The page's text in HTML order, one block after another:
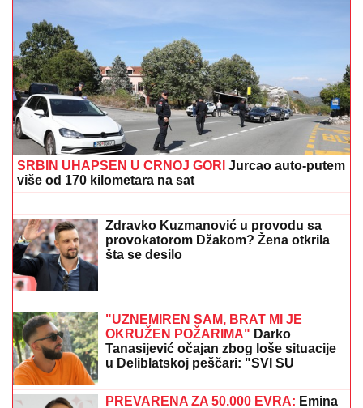
"MOŽDA JE ON SERIJSKI UBICA"
Žarko Popović za
Blic TV o misteriji ubistva lepe Ruskinje u Beogradu:
"Treba proveriti da nije još negde u Srbiji napravio
neko ZLO"
"BILA JE PROSTA I VULGARNA"
Slavica Dobrojević SUROVO O ĆERKI
Staniji, otkrila detalje iz privatnog
života: "Bilo je bolnih i ružnih
trenutaka"
U CRNOJ GORI!On se hitno oglasio:
"Rekla mi je da je sa dečkom, sve
ćemo rešiti na sudu"